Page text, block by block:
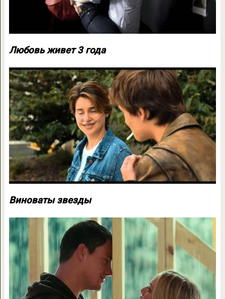
Любовь живет 3 года
Виноваты звезды